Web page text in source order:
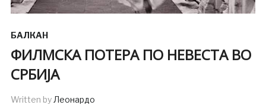
БАЛКАН
ФИЛМСКА ПОТЕРА ПО НЕВЕСТА ВО
СРБИЈА
Written byЛеонардо